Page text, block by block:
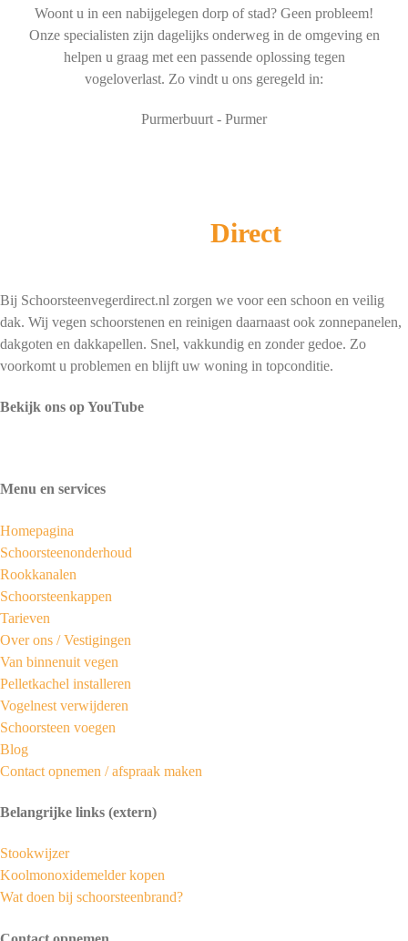
Woont u in een nabijgelegen dorp of stad? Geen probleem!
Onze specialisten zijn dagelijks onderweg in de omgeving en
helpen u graag met een passende oplossing tegen
vogeloverlast. Zo vindt u ons geregeld in:
Purmerbuurt - Purmer
Direct
Bij Schoorsteenvegerdirect.nl zorgen we voor een schoon en veilig
dak. Wij vegen schoorstenen en reinigen daarnaast ook zonnepanelen,
dakgoten en dakkapellen. Snel, vakkundig en zonder gedoe. Zo
voorkomt u problemen en blijft uw woning in topconditie.
Bekijk ons op YouTube
Menu en services
Homepagina
Schoorsteenonderhoud
Rookkanalen
Schoorsteenkappen
Tarieven
Over ons /Vestigingen
Van binnenuit vegen
Pelletkachel installeren
Vogelnest verwijderen
Schoorsteen voegen
Blog
Contact opnemen / afspraak maken
Belangrijke links (extern)
Stookwijzer
Koolmonoxidemelder kopen
Wat doen bij schoorsteenbrand?